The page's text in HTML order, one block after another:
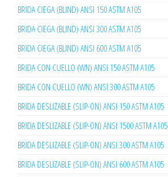
BRIDA CIEGA (BLIND) ANSI 150 ASTM A105
BRIDA CIEGA (BLIND) ANSI 300 ASTM A105
BRIDA CIEGA (BLIND) ANSI 600 ASTM A105
BRIDA CON CUELLO (WN) ANSI 150 ASTM A105
BRIDA CON CUELLO (WN) ANSI 300 ASTM A105
BRIDA DESLIZABLE (SLIP-ON) ANSI 150 ASTM A105
BRIDA DESLIZABLE (SLIP-ON) ANSI 1500 ASTM A105
BRIDA DESLIZABLE (SLIP-ON) ANSI 300 ASTM A105
BRIDA DESLIZABLE (SLIP-ON) ANSI 600 ASTM A105